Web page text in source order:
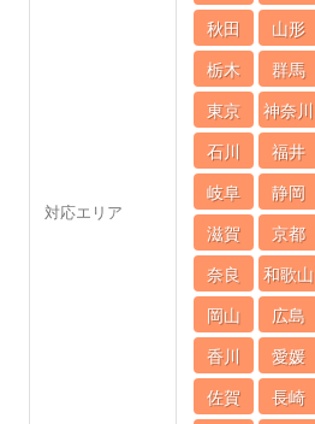
対応エリア
秋田
山形
栃木
群馬
東京
神奈川
石川
福井
岐阜
静岡
滋賀
京都
奈良
和歌山
岡山
広島
香川
愛媛
佐賀
長崎